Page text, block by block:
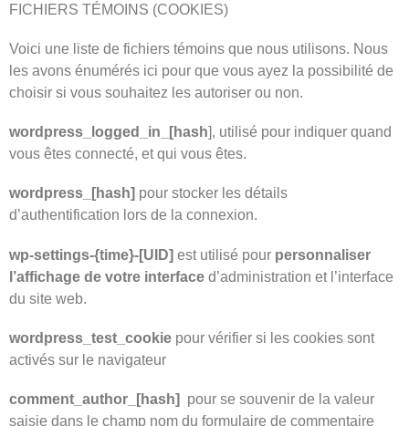
FICHIERS TÉMOINS (COOKIES)
Voici une liste de fichiers témoins que nous utilisons. Nous
les avons énumérés ici pour que vous ayez la possibilité de
choisir si vous souhaitez les autoriser ou non.
wordpress_logged_in_[hash], utilisé pour indiquer quand
vous êtes connecté, et qui vous êtes.
wordpress_[hash] pour stocker les détails
d’authentification lors de la connexion.
wp-settings-{time}-[UID] est utilisé pour personnaliser
l’affichage de votre interface d’administration et l’interface
du site web.
wordpress_test_cookie pour vérifier si les cookies sont
activés sur le navigateur
comment_author_[hash]
pour se souvenir de la valeur
saisie dans le champ nom du formulaire de commentaire